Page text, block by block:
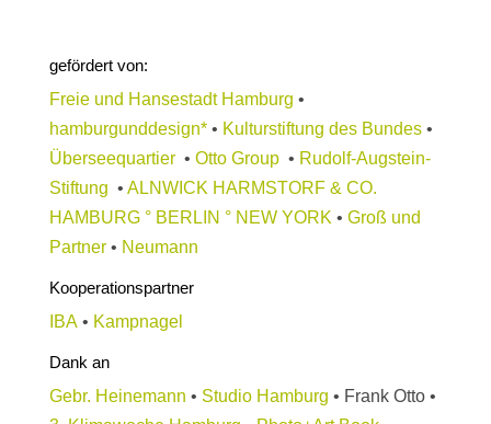
gefördert von:
Freie und Hansestadt Hamburg •
hamburgunddesign*• Kulturstiftung des Bundes•
Überseequartier • Otto Group• Rudolf-Augstein-
Stiftung • ALNWICK HARMSTORF & CO.
HAMBURG ° BERLIN ° NEW YORK• Groß und
Partner• Neumann
Kooperationspartner
IBA• Kampnagel
Dank an
Gebr. Heinemann • Studio Hamburg • Frank Otto •